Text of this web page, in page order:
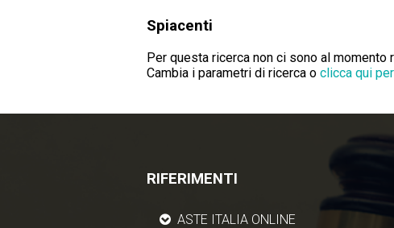
Spiacenti
Per questa ricerca non ci sono al momento
Cambia i parametri di ricerca o clicca qui
RIFERIMENTI
ASTE ITALIA ONLINE